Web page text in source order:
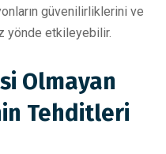
güvenilirliklerini ve
yönde etkileyebilir.
Olmayan
Tehditleri